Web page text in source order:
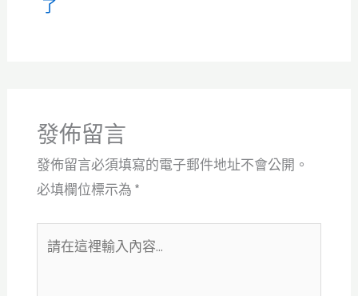
了
發佈留言
發佈留言必須填寫的電子郵件地址不會公開。
必填欄位標示為 *